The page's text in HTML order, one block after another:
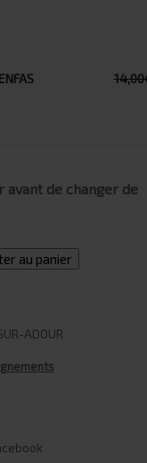
avant de changer de
au panier
ADOUR